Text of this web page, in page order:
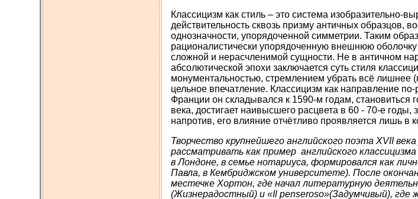
Классицизм как стиль – это система изобразительно-
действительность сквозь призму античных образцов,
однозначности, упорядоченной симметрии. Таким
рационалистически упорядоченную внешнюю
сложной и нерасчленимой сущности. Не в античном
абсолютической эпохи заключается суть стиля
монументальностью, стремлением убрать всё лишнее
цельное впечатление. Классицизм как направление
Франции он складывался к 1590-м годам, становиться
века, достигает наивысшего расцвета в 60 - 70-е
напротив, его влияние отчётливо проявляется лишь в
Творчество крупнейшего английского поэта XVII
рассматривать как пример английского
в Лондоне, в семье нотариуса, формировался как
Павла, в Кембриджском университете). После
местечке Хортон, где начал литературную
(Жизнерадостный) и «Il penseroso»(Задумчивый), где